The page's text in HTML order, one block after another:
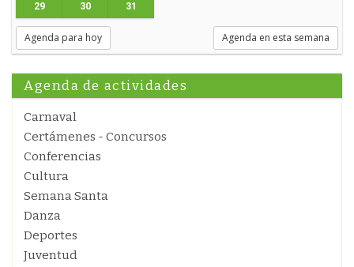
29 30 31
Agenda para hoy Agenda en esta semana
Agenda de actividades
Carnaval
Certámenes - Concursos
Conferencias
Cultura
Semana Santa
Danza
Deportes
Juventud